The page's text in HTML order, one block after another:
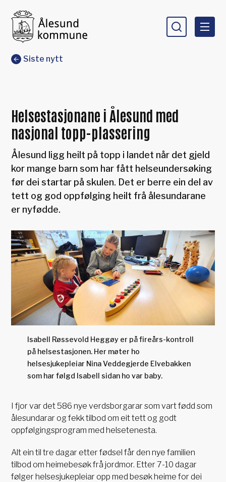
Du er her:
Siste nytt
Helsestasjonane i Ålesund med
nasjonal topp-plassering
Ålesund ligg heilt på topp i landet når det gjeld
kor mange barn som har fått helseundersøking
før dei startar på skulen. Det er berre ein del av
tett og god oppfølging heilt frå ålesundarane
er nyfødde.
Isabell Røssevold Heggøy er på fireårs-kontroll
på helsestasjonen. Her møter ho
helsesjukepleiar Nina Veddegjerde Elvebakken
som har følgd Isabell sidan ho var baby.
I fjor var det 586 nye verdsborgarar som vart fødd som
ålesundarar og fekk tilbod om eit tett og godt
oppfølgingsprogram med helsetenesta.
Alt ein til tre dagar etter fødsel får den nye familien
tilbod om heimebesøk frå jordmor. Etter 7-10 dagar
følger helsesjukepleiar opp med besøk heime for dei